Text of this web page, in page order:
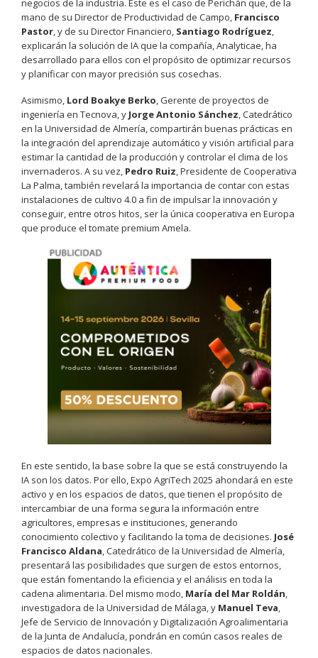
negocios de la industria. Este es el caso de Perichán que, de la
mano de su Director de Productividad de Campo, Francisco
Pastor, y de su Director Financiero, Santiago Rodríguez,
explicarán la solución de IA que la compañía, Analyticae, ha
desarrollado para ellos con el propósito de optimizar recursos
y planificar con mayor precisión sus cosechas.
Asimismo, Lord Boakye Berko, Gerente de proyectos de
ingeniería en Tecnova, y Jorge Antonio Sánchez, Catedrático
en la Universidad de Almería, compartirán buenas prácticas en
la integración del aprendizaje automático y visión artificial para
estimar la cantidad de la producción y controlar el clima de los
invernaderos. A su vez, Pedro Ruiz, Presidente de Cooperativa
La Palma, también revelará la importancia de contar con estas
instalaciones de cultivo 4.0 a fin de impulsar la innovación y
conseguir, entre otros hitos, ser la única cooperativa en Europa
que produce el tomate premium Amela.
En este sentido, la base sobre la que se está construyendo la
IA son los datos. Por ello, Expo AgriTech 2025 ahondará en este
activo y en los espacios de datos, que tienen el propósito de
intercambiar de una forma segura la información entre
agricultores, empresas e instituciones, generando
conocimiento colectivo y facilitando la toma de decisiones. José
Francisco Aldana, Catedrático de la Universidad de Almería,
presentará las posibilidades que surgen de estos entornos,
que están fomentando la eficiencia y el análisis en toda la
cadena alimentaria. Del mismo modo, María del Mar Roldán,
investigadora de la Universidad de Málaga, y Manuel Teva,
Jefe de Servicio de Innovación y Digitalización Agroalimentaria
de la Junta de Andalucía, pondrán en común casos reales de
espacios de datos nacionales.